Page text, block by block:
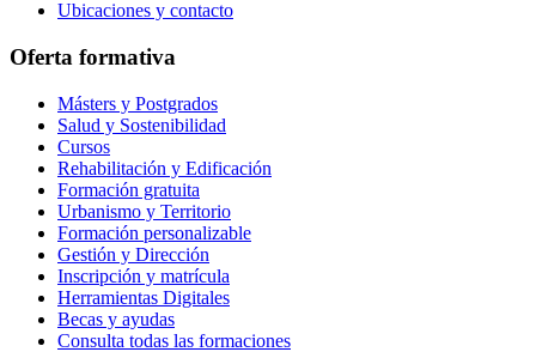
Ubicaciones y contacto
Oferta formativa
Másters y Postgrados
Salud y Sostenibilidad
Cursos
Rehabilitación y Edificación
Formación gratuita
Urbanismo y Territorio
Formación personalizable
Gestión y Dirección
Inscripción y matrícula
Herramientas Digitales
Becas y ayudas
Consulta todas las formaciones